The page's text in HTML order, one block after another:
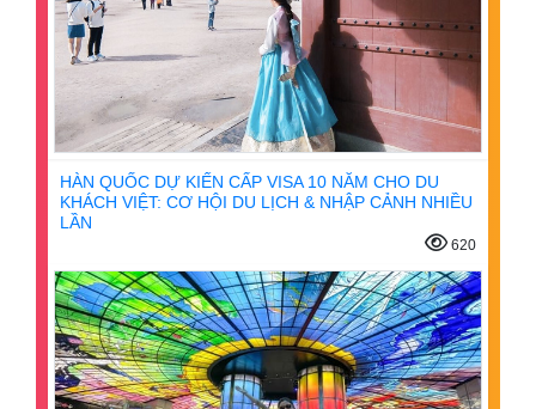
HÀN QUỐC DỰ KIẾN CẤP VISA 10 NĂM CHO DU
KHÁCH VIỆT: CƠ HỘI DU LỊCH & NHẬP CẢNH NHIỀU
LẦN
620